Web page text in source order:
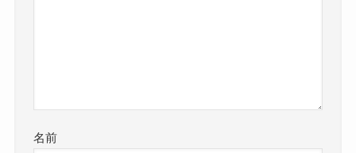
名前